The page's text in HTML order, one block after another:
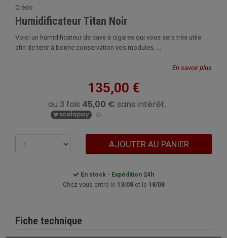
Crédo
Humidificateur Titan Noir
Voici un humidificateur de cave à cigares qui vous sera très utile
afin de tenir à bonne conservation vos modules. ...
En savoir plus
135,00 €
AJOUTER AU PANIER
En stock - Expédition 24h
Chez vous entre le 13/08et le 18/08
Fiche technique